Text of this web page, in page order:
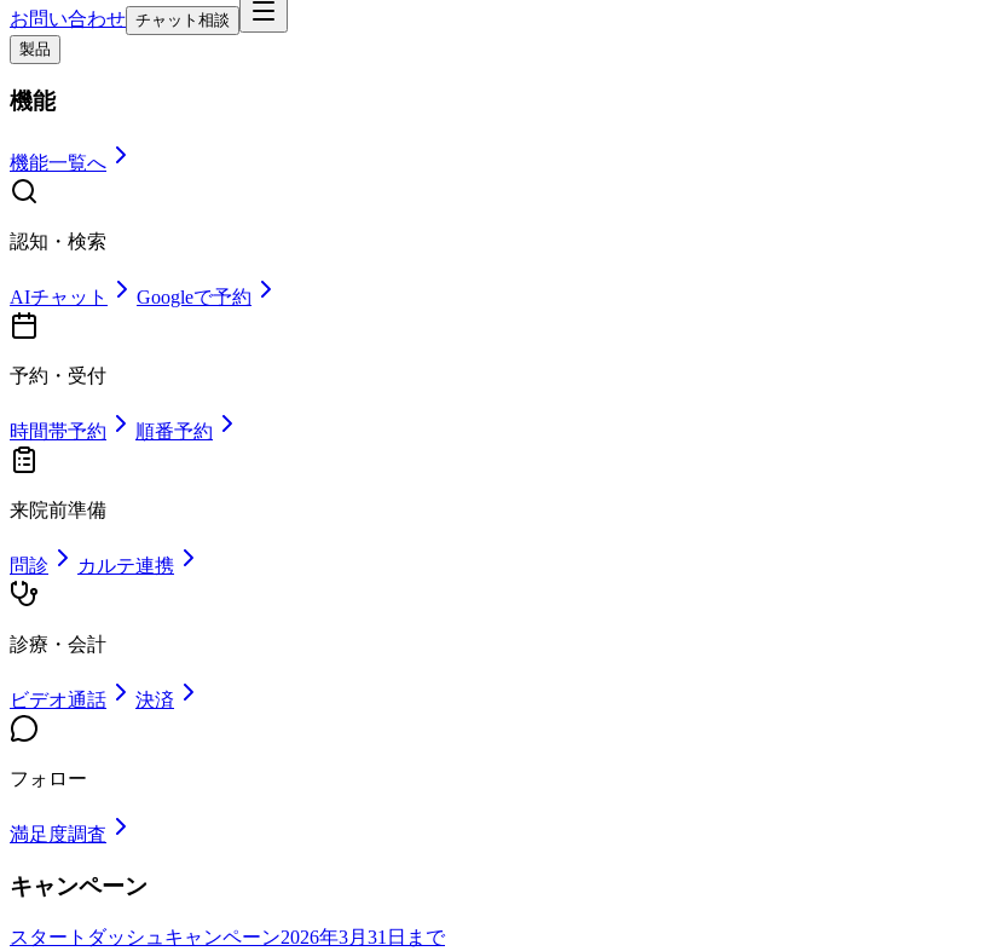
お問い合わせ チャット相談
製品
機能
機能一覧へ
認知・検索
AIチャット Googleで予約
予約・受付
時間帯予約 順番予約
来院前準備
問診 カルテ連携
診療・会計
ビデオ通話 決済
フォロー
満足度調査
キャンペーン
スタートダッシュキャンペーン2026年3月31日まで